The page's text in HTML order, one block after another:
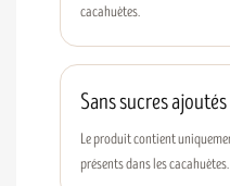
cacahuètes.
Sans sucres ajoutés
Le produit contient
présents dans les cacahuètes.